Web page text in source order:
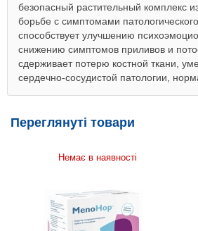
безопасный растительный комплекс
борьбе с симптомами
способствует улучшению
снижению симптомов приливов и
сдерживает потерю костной ткани,
сердечно-сосудистой патологии,
Переглянуті товари
Немає в наявності